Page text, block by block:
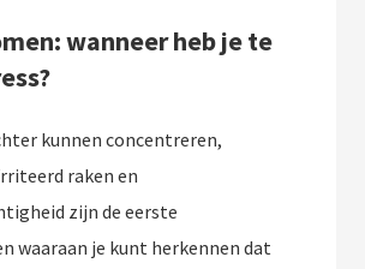
wanneer heb je te
kunnen concentreren,
raken en
zijn de eerste
waaraan je kunt herkennen dat